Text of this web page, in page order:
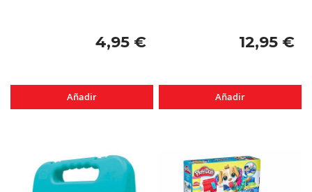
4,95 €
Añadir
12,95 €
Añadir